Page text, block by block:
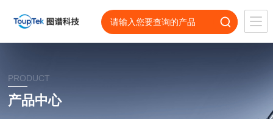
PRODUCT
产品中心